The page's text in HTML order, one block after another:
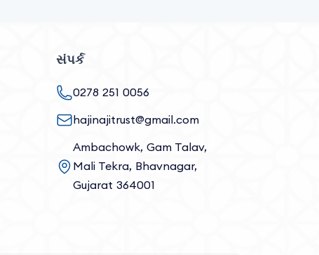
સંપર્ક
0278 251 0056
hajinajitrust@gmail.com
Ambachowk, Gam Talav,
Mali Tekra, Bhavnagar,
Gujarat 364001